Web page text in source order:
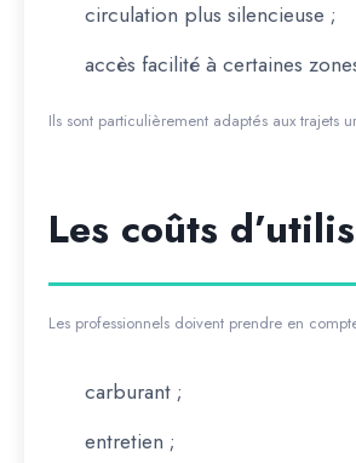
circulation plus silencieuse ;
accès facilité à certaines
Ils sont particulièrement adaptés aux trajets
Les coûts
Les professionnels doivent prendre en
carburant ;
entretien ;